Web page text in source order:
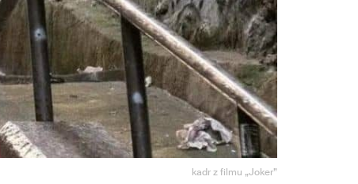
kadr z filmu „Joker”